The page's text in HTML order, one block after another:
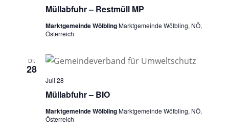
Müllabfuhr – Restmüll MP
Marktgemeinde WölblingMarktgemeinde Wölbling, NÖ,
Österreich
DI.
28
Müllabfuhr – BIO
Juli 28
Marktgemeinde WölblingMarktgemeinde Wölbling, NÖ,
Österreich